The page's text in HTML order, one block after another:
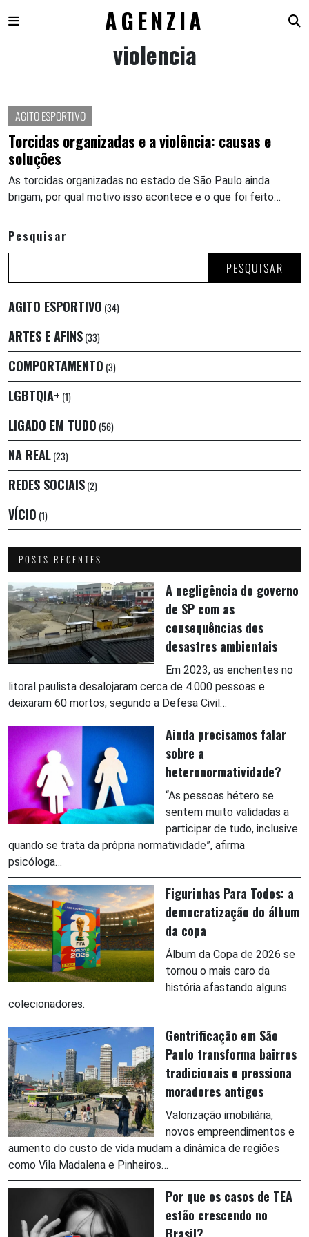
content
AGENZIA
violencia
AGITO ESPORTIVO
Torcidas organizadas e a violência: causas e
soluções
As torcidas organizadas no estado de São Paulo ainda
brigam, por qual motivo isso acontece e o que foi feito…
Pesquisar
PESQUISAR
AGITO ESPORTIVO (34)
ARTES E AFINS(33)
COMPORTAMENTO (3)
LGBTQIA+ (1)
LIGADO EM TUDO (56)
NA REAL(23)
REDES SOCIAIS(2)
VÍCIO (1)
POSTS RECENTES
A negligência do governo
de SP com as
consequências dos
desastres ambientais
Em 2023, as enchentes no
litoral paulista desalojaram cerca de 4.000 pessoas e
deixaram 60 mortos, segundo a Defesa Civil…
Ainda precisamos falar
sobre a
heteronormatividade?
“As pessoas hétero se
sentem muito validadas a
participar de tudo, inclusive
quando se trata da própria normatividade”, afirma
psicóloga…
Figurinhas Para Todos: a
democratização do álbum
da copa
Álbum da Copa de 2026 se
tornou o mais caro da
história afastando alguns
colecionadores.
Gentrificação em São
Paulo transforma bairros
tradicionais e pressiona
moradores antigos
Valorização imobiliária,
novos empreendimentos e
aumento do custo de vida mudam a dinâmica de regiões
como Vila Madalena e Pinheiros…
Por que os casos de TEA
estão crescendo no